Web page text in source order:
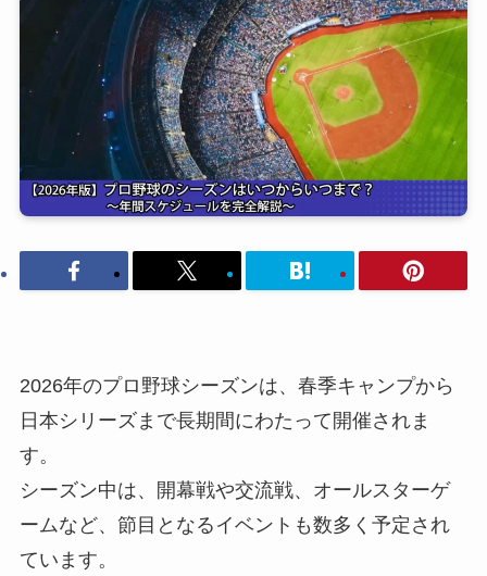
2026年のプロ野球シーズンは、春季キャンプから
日本シリーズまで長期間にわたって開催されま
す。
シーズン中は、開幕戦や交流戦、オールスターゲ
ームなど、節目となるイベントも数多く予定され
ています。